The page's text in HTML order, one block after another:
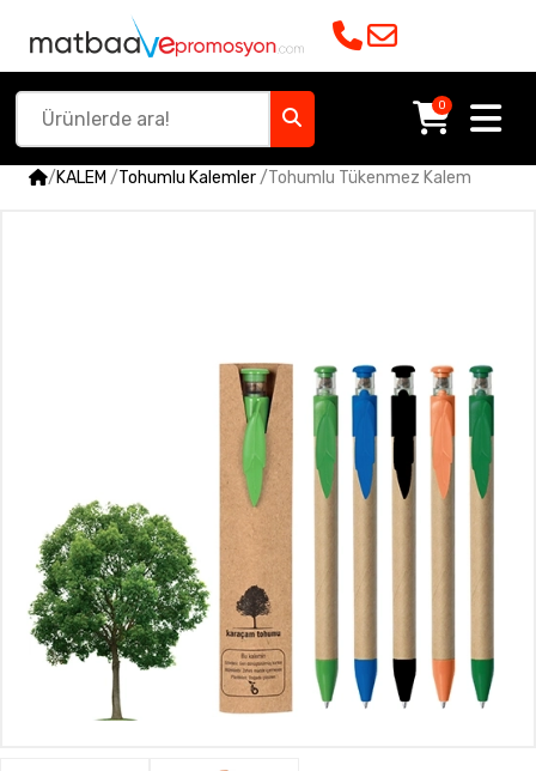
0
/KALEM /Tohumlu Kalemler/Tohumlu Tükenmez Kalem